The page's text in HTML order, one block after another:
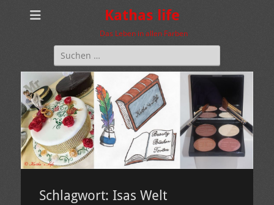
Kathas life
Das Leben in allen Farben
Suchen
nach:
Schlagwort: Isas Welt